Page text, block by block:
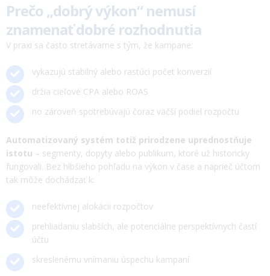
Prečo „dobrý výkon“ nemusí
znamenať dobré rozhodnutia
V praxi sa často stretávame s tým, že kampane:
vykazujú stabilný alebo rastúci počet konverzií
držia cieľové CPA alebo ROAS
no zároveň spotrebúvajú čoraz väčší podiel rozpočtu
Automatizovaný systém totiž prirodzene uprednostňuje
istotu – segmenty, dopyty alebo publikum, ktoré už historicky
fungovali. Bez hlbšieho pohľadu na výkon v čase a naprieč účtom
tak môže dochádzať k:
neefektívnej alokácii rozpočtov
prehliadaniu slabších, ale potenciálne perspektívnych častí
účtu
skreslenému vnímaniu úspechu kampaní